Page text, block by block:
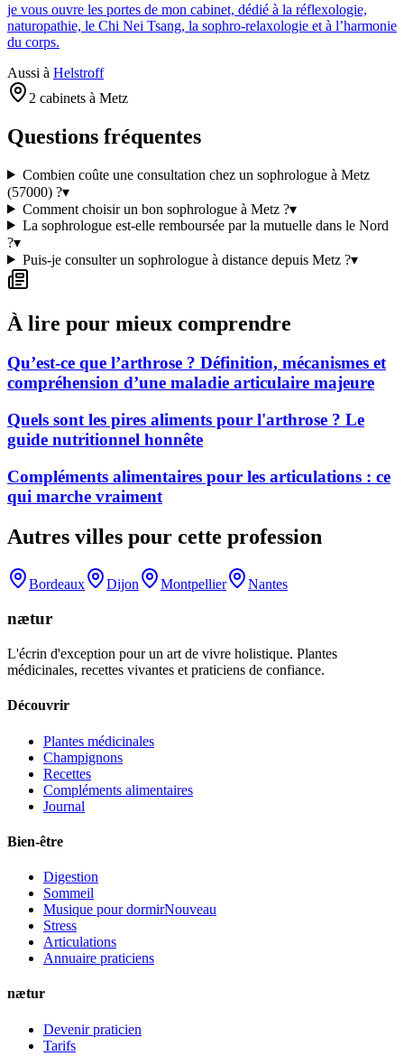
je vous ouvre les portes de mon cabinet, dédié à la réflexologie,
naturopathie, le Chi Nei Tsang, la sophro-relaxologie et à l’harmonie
du corps.
Aussi à Helstroff
2 cabinets à Metz
Questions fréquentes
Combien coûte une consultation chez un sophrologue à Metz
(57000) ?▾
Comment choisir un bon sophrologue à Metz ?▾
La sophrologue est-elle remboursée par la mutuelle dans le Nord
?▾
Puis-je consulter un sophrologue à distance depuis Metz ?▾
À lire pour mieux comprendre
Qu’est-ce que l’arthrose ? Définition, mécanismes et
compréhension d’une maladie articulaire majeure
Quels sont les pires aliments pour l'arthrose ? Le
guide nutritionnel honnête
Compléments alimentaires pour les articulations : ce
qui marche vraiment
Autres villes pour cette profession
Bordeaux Dijon Montpellier Nantes
nætur
L'écrin d'exception pour un art de vivre holistique. Plantes
médicinales, recettes vivantes et praticiens de confiance.
Découvrir
Plantes médicinales
Champignons
Recettes
Compléments alimentaires
Journal
Bien-être
Digestion
Sommeil
Musique pour dormirNouveau
Stress
Articulations
Annuaire praticiens
nætur
Devenir praticien
Tarifs